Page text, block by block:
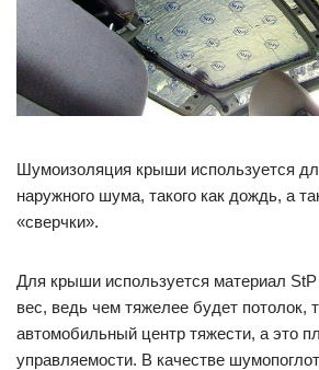
Шумоизоляция крыши используется
наружного шума, такого как дождь, а
«сверчки».
Для крыши используется материал
вес, ведь чем тяжелее будет потолок,
автомобильный центр тяжести, а это
управляемости. В качестве